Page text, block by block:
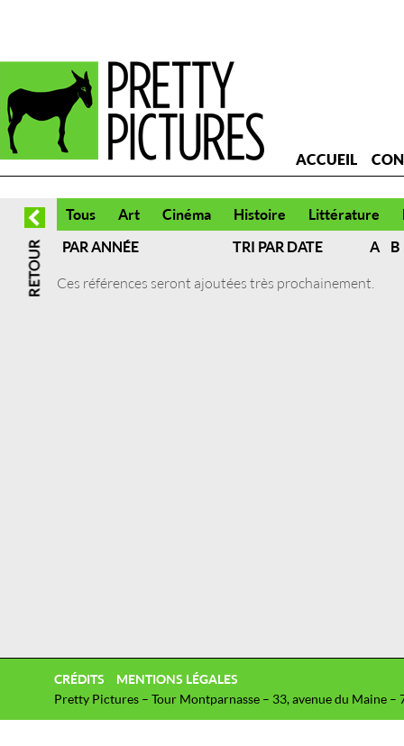
ACCUEIL
Tous Art Cinéma Histoire Littérature
PAR ANNÉE
TRI PAR DATE A
B
Ces références seront ajoutées très prochainement.
CRÉDITS
MENTIONS LÉGALES
Pretty Pictures – Tour Montparnasse – 33, avenue du Maine –